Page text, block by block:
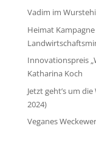
Vadim im
Heimat
Innovationspreis
Katharina Koch
Jetzt geht’s um
2024)
Veganes